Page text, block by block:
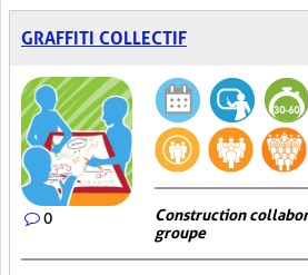
GRAFFITI COLLECTIF
0
Construction
groupe